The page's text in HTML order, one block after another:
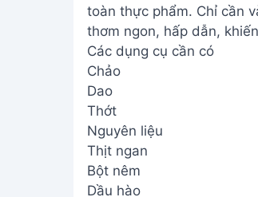
toàn thực phẩm. Chỉ cần
thơm ngon, hấp dẫn,
Các dụng cụ cần có
Chảo
Dao
Thớt
Nguyên liệu
Thịt ngan
Bột nêm
Dầu hào